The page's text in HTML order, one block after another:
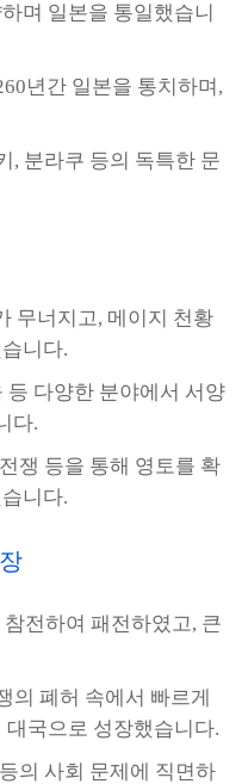
며 일본을 통일했습니
년간 일본을 통치하며,
, 분라쿠 등의 독특한 문
무너지고, 메이지 천황
니다.
등 다양한 분야에서 서양
다.
쟁 등을 통해 영토를 확
니다.
전하여 패전하였고, 큰
의 폐허 속에서 빠르게
국으로 성장했습니다.
의 사회 문제에 직면하